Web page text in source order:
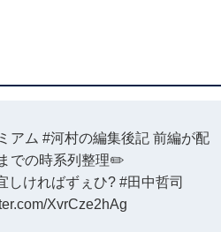
アム #河村の編集後記 前編が配
での時系列整理✏️
しければずぇひ? #田中哲司
XvrCze2hAg